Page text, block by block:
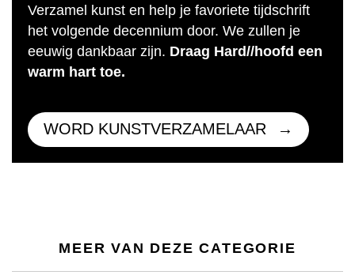
Verzamel kunst en help je favoriete tijdschrift
het volgende decennium door. We zullen je
eeuwig dankbaar zijn. Draag Hard//hoofd een
warm hart toe.
WORD KUNSTVERZAMELAAR
MEER VAN DEZE CATEGORIE